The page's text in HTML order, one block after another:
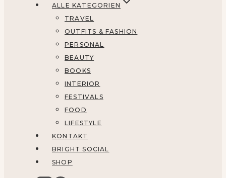
ALLE KATEGORIEN
TRAVEL
OUTFITS & FASHION
PERSONAL
BEAUTY
BOOKS
INTERIOR
FESTIVALS
FOOD
LIFESTYLE
KONTAKT
BRIGHT SOCIAL
SHOP